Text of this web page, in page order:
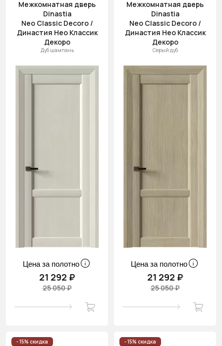
Межкомнатная дверь
Dinastia
Neo Classic Decoro /
Династия Нео Классик
Декоро
Дуб шампань
Цена за полотно
21 292 ₽
25 050 ₽
Межкомнатная дверь
Dinastia
Neo Classic Decoro /
Династия Нео Классик
Декоро
Серый дуб
Цена за полотно
21 292 ₽
25 050 ₽
- 15% скидка - 15% скидка